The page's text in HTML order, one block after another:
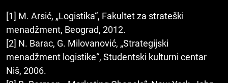
[1] M. Arsić, „Logistika“, Fakultet za strateški
menadžment, Beograd, 2012.
[2] N. Barac, G. Milovanović, „Strategijski
menadžment logistike“, Studentski kulturni centar
Niš, 2006.